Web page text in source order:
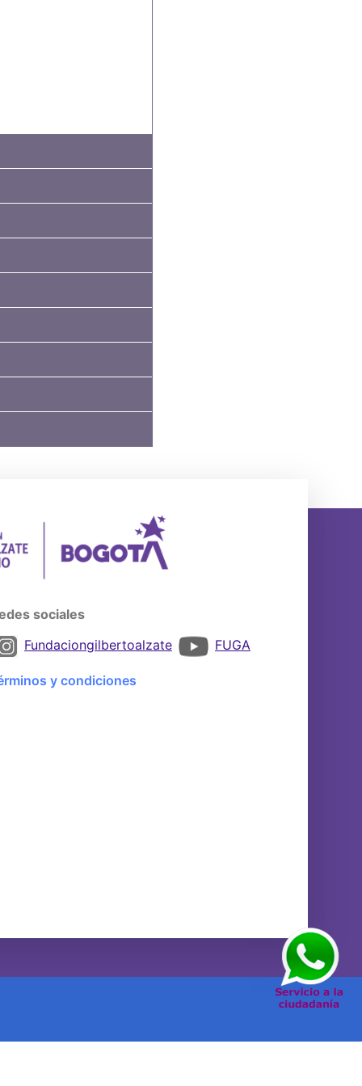
sociales
Fundaciongilbertoalzate
FUGA
y condiciones